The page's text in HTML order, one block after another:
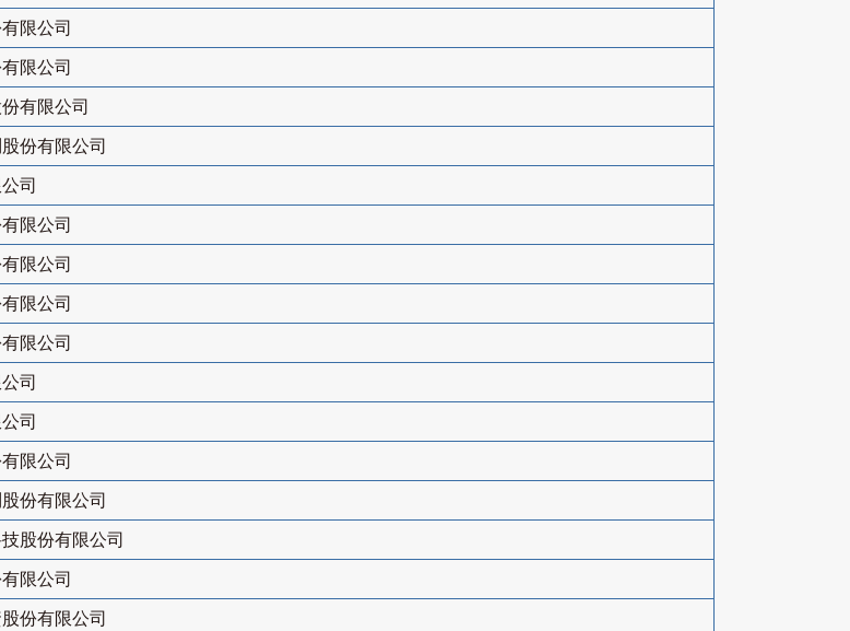
限公司
限公司
有限公司
份有限公司
司
限公司
限公司
限公司
限公司
司
司
限公司
份有限公司
股份有限公司
限公司
份有限公司